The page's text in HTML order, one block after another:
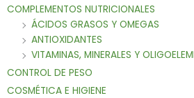
COMPLEMENTOS NUTRICIONALES
ÁCIDOS GRASOS Y OMEGAS
ANTIOXIDANTES
VITAMINAS, MINERALES Y
CONTROL DE PESO
COSMÉTICA E HIGIENE